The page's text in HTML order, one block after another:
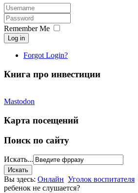
Remember Me
Log in
Forgot Login?
Книга про инвестиции
Mastodon
Карта посещений
Поиск по сайту
Искать...
Вы здесь: Онлайн Уголок воспитателя
ребенок не слушается?